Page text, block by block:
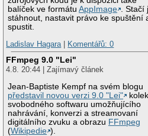
balíček ve formátuAppImage
. Stačí
stáhnout, nastavit právo ke spuštění
spustit.
Ladislav Hagara| Komentářů: 0
FFmpeg 9.0 "Lei"
4.8. 20:44 | Zajímavý článek
Jean-Baptiste Kempf na svém blogu
představil novou verzi 9.0 "Lei"
svobodného softwaru umožňujícího
nahrávání, konverzi a streamovaní
digitálního zvuku a obrazu FFmpeg
(Wikipedie ).